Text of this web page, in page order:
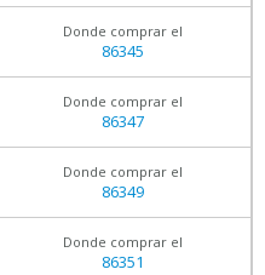
Donde comprar el
86345
Donde comprar el
86347
Donde comprar el
86349
Donde comprar el
86351